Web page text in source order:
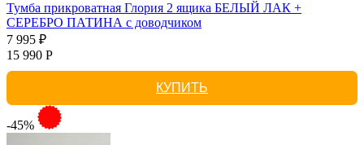
Тумба прикроватная Глория 2 ящика БЕЛЫЙ ЛАК +
СЕРЕБРО ПАТИНА с доводчиком
7 995 ₽
15 990 Р
КУПИТЬ
-45%